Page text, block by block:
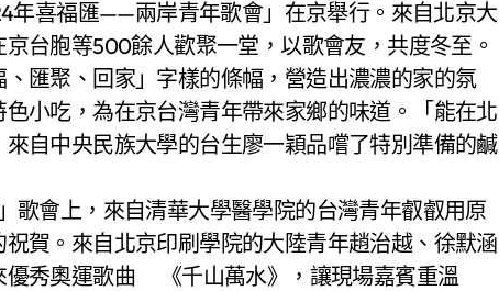
台胞等500餘人歡聚一堂，以歌會友，共度冬至。
匯聚、回家」字樣的條幅，營造出濃濃的家的氛
小吃，為在京台灣青年帶來家鄉的味道。「能在北
自中央民族大學的台生廖一穎品嚐了特別準備的鹹
歌會上，來自清華大學醫學院的台灣青年叡叡用原
賀。來自北京印刷學院的大陸青年趙治越、徐默涵
優秀奧運歌曲 《千山萬水》，讓現場嘉賓重溫